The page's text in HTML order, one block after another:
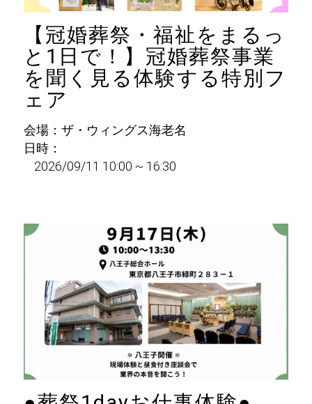
【冠婚葬祭・福祉をまるっ
と1日で！】冠婚葬祭事業
を聞く見る体験する特別フ
ェア
会場：ザ・ウィングス海老名
日時：
2026/09/11 10:00 ~ 16:30